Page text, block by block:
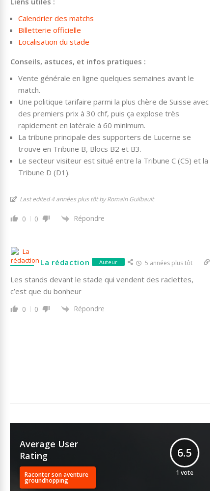
Calendrier des matchs
Billetterie officielle
Localisation du stade
Conseils, astuces, et infos pratiques :
Vente générale en ligne quelques semaines avant le
match.
Une politique tarifaire parmi la plus chère de Suisse avec
des premiers prix à 30 chf, puis ça explose très
rapidement en latérale à 60 minimum.
La tribune principale des supporters de Lucerne se
trouve en Tribune B, Blocs B2 et B3.
Le secteur visiteur est situé entre la Tribune C (C5) et la
Tribune D (D1).
Last edited 4 années plus tôt by Romain Guilbault
0 0 Répondre
La rédaction Auteur 5 années plus tôt
Les stands devant le stade qui vendent des raclettes,
c’est que du bonheur
0 0 Répondre
Average User
Rating
Raconter son aventure
groundhopping
6.5
1 vote